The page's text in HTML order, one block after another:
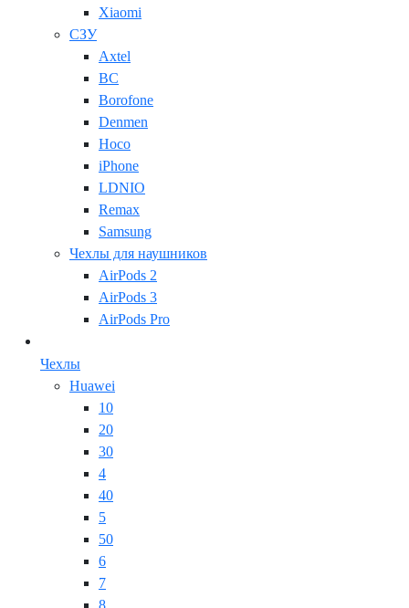
Xiaomi
СЗУ
Axtel
BC
Borofone
Denmen
Hoco
iPhone
LDNIO
Remax
Samsung
Чехлы для наушников
AirPods 2
AirPods 3
AirPods Pro
Чехлы
Huawei
10
20
30
4
40
5
50
6
7
8